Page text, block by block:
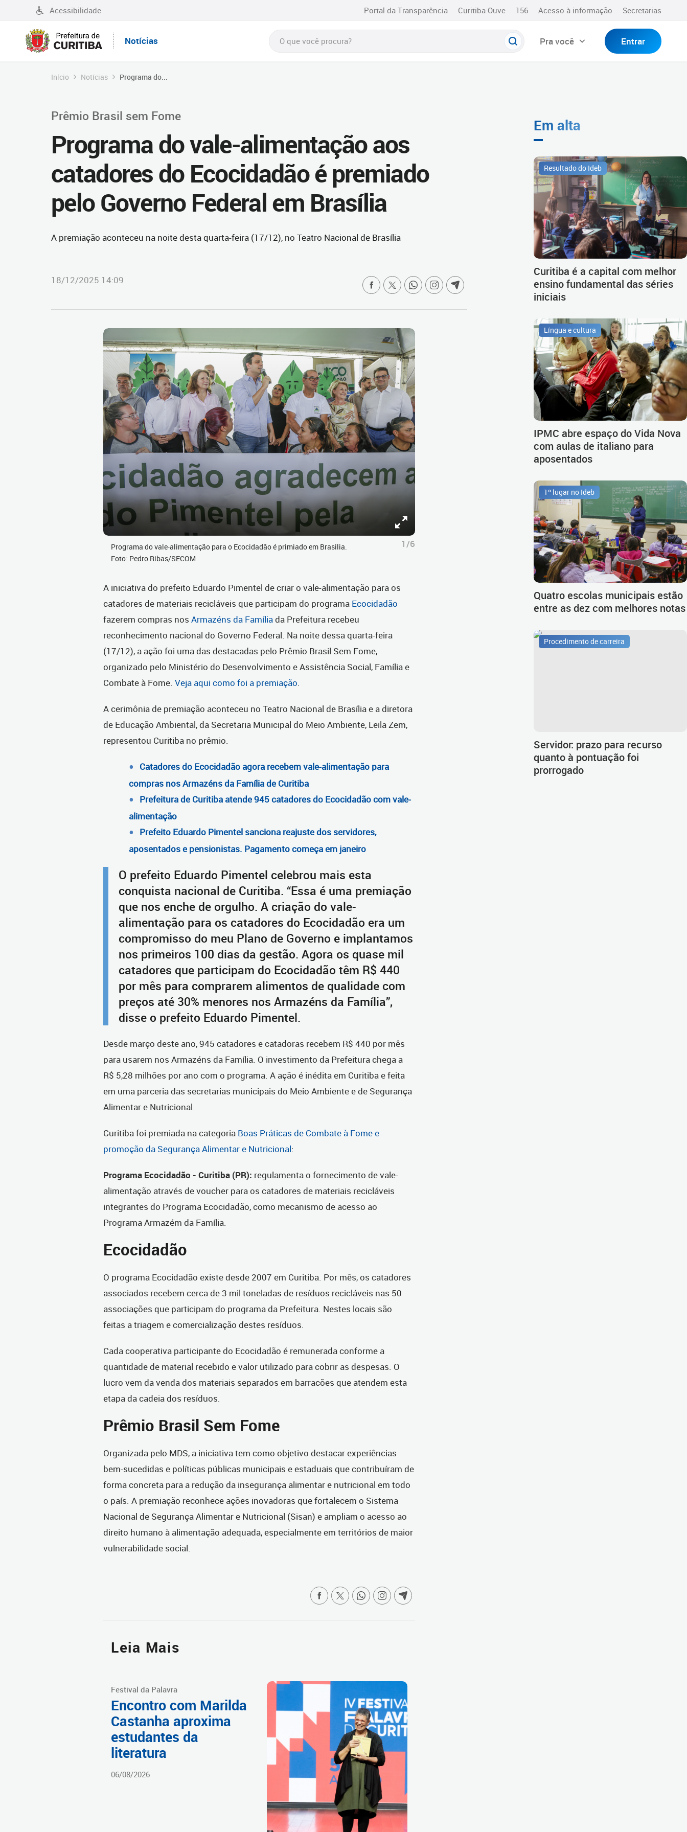
Acessibilidade Portal da Transparência Curitiba-Ouve 156 Acesso à informação Secretarias
Notícias Pra você Entrar
Início Notícias Programa do...
Prêmio Brasil sem Fome
Programa do vale-alimentação aos
catadores do Ecocidadão é premiado
pelo Governo Federal em Brasília
A premiação aconteceu na noite desta quarta-feira (17/12), no Teatro Nacional de Brasília
18/12/2025 14:09
Programa do vale-alimentação para o Ecocidadão é primiado em Brasilia.
Foto: Pedro Ribas/SECOM
1/6
A iniciativa do prefeito Eduardo Pimentel de criar o vale-alimentação para os
catadores de materiais recicláveis que participam do programa Ecocidadão
fazerem compras nos Armazéns da Famíliada Prefeitura recebeu
reconhecimento nacional do Governo Federal. Na noite dessa quarta-feira
(17/12), a ação foi uma das destacadas pelo Prêmio Brasil Sem Fome,
organizado pelo Ministério do Desenvolvimento e Assistência Social, Família e
Combate à Fome. Veja aqui como foi a premiação.
A cerimônia de premiação aconteceu no Teatro Nacional de Brasília e a diretora
de Educação Ambiental, da Secretaria Municipal do Meio Ambiente, Leila Zem,
representou Curitiba no prêmio.
Catadores do Ecocidadão agora recebem vale-alimentação para
compras nos Armazéns da Família de Curitiba
Prefeitura de Curitiba atende 945 catadores do Ecocidadão com vale-
alimentação
Prefeito Eduardo Pimentel sanciona reajuste dos servidores,
aposentados e pensionistas. Pagamento começa em janeiro
O prefeito Eduardo Pimentel celebrou mais esta
conquista nacional de Curitiba. “Essa é uma premiação
que nos enche de orgulho. A criação do vale-
alimentação para os catadores do Ecocidadão era um
compromisso do meu Plano de Governo e implantamos
nos primeiros 100 dias da gestão. Agora os quase mil
catadores que participam do Ecocidadão têm R$ 440
por mês para comprarem alimentos de qualidade com
preços até 30% menores nos Armazéns da Família”,
disse o prefeito Eduardo Pimentel.
Desde março deste ano, 945 catadores e catadoras recebem R$ 440 por mês
para usarem nos Armazéns da Família. O investimento da Prefeitura chega a
R$ 5,28 milhões por ano com o programa. A ação é inédita em Curitiba e feita
em uma parceria das secretarias municipais do Meio Ambiente e de Segurança
Alimentar e Nutricional.
Curitiba foi premiada na categoria Boas Práticas de Combate à Fome e
promoção da Segurança Alimentar e Nutricional:
Programa Ecocidadão - Curitiba (PR): regulamenta o fornecimento de vale-
alimentação através de voucher para os catadores de materiais recicláveis
integrantes do Programa Ecocidadão, como mecanismo de acesso ao
Programa Armazém da Família.
Ecocidadão
O programa Ecocidadão existe desde 2007 em Curitiba. Por mês, os catadores
associados recebem cerca de 3 mil toneladas de resíduos recicláveis nas 50
associações que participam do programa da Prefeitura. Nestes locais são
feitas a triagem e comercialização destes resíduos.
Cada cooperativa participante do Ecocidadão é remunerada conforme a
quantidade de material recebido e valor utilizado para cobrir as despesas. O
lucro vem da venda dos materiais separados em barracões que atendem esta
etapa da cadeia dos resíduos.
Prêmio Brasil Sem Fome
Organizada pelo MDS, a iniciativa tem como objetivo destacar experiências
bem-sucedidas e políticas públicas municipais e estaduais que contribuíram de
forma concreta para a redução da insegurança alimentar e nutricional em todo
o país. A premiação reconhece ações inovadoras que fortalecem o Sistema
Nacional de Segurança Alimentar e Nutricional (Sisan) e ampliam o acesso ao
direito humano à alimentação adequada, especialmente em territórios de maior
vulnerabilidade social.
Leia Mais
Festival da Palavra
Encontro com Marilda
Castanha aproxima
estudantes da
literatura
06/08/2026
Em alta
Resultado do Ideb
Curitiba é a capital com melhor
ensino fundamental das séries
iniciais
Língua e cultura
IPMC abre espaço do Vida Nova
com aulas de italiano para
aposentados
1º lugar no Ideb
Quatro escolas municipais estão
entre as dez com melhores notas
Procedimento de carreira
Servidor: prazo para recurso
quanto à pontuação foi
prorrogado